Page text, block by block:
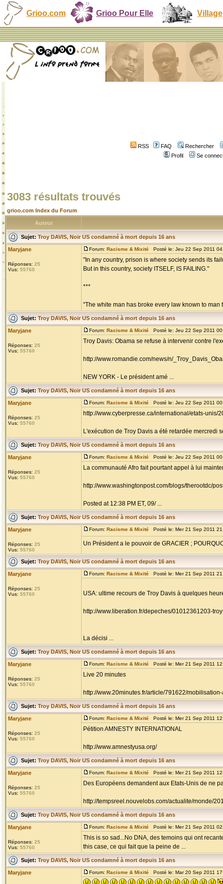
Grioo.com Grioo Pour Elle Village
RSS FAQ
Rechercher
Profil
Se
3083 résultats trouvés
grioo.com Index du Forum
Auteur
Sujet: Troy DAVIS, Noir US condamné à mort depuis 16 ans
Maryjane
Réponses: 25
Vus: 55760
Forum: Racisme & Mixité Posté le: Jeu 22 Sep 2011
"In any country, prison is where society sends its
But in this country, society ITSELF, IS FAILING."
***
"The white man has broke every law known to man
Sujet: Troy DAVIS, Noir US condamné à mort depuis 16 ans
Maryjane
Réponses: 25
Vus: 55760
Forum: Racisme & Mixité Posté le: Jeu 22 Sep 2011
Troy Davis: Obama se refuse à intervenir contre
http://www.romandie.com/news/n/
NEW YORK - Le président amé ...
Sujet: Troy DAVIS, Noir US condamné à mort depuis 16 ans
Maryjane
Réponses: 25
Vus: 55760
Forum: Racisme & Mixité Posté le: Jeu 22 Sep 2011
http://www.cyberpresse.ca/international/etats-
L'exécution de Troy Davis a été retardée mercredi
Sujet: Troy DAVIS, Noir US condamné à mort depuis 16 ans
Maryjane
Réponses: 25
Vus: 55760
Forum: Racisme & Mixité Posté le: Jeu 22 Sep 2011
La communauté Afro fait pourtant appel à lui
http://www.washingtonpost.com/blogs/therootdc/
Posted at 12:38 PM ET, 09/ ...
Sujet: Troy DAVIS, Noir US condamné à mort depuis 16 ans
Maryjane
Réponses: 25
Vus: 55760
Forum: Racisme & Mixité Posté le: Mer 21 Sep 2011
Un Président a le pouvoir de GRACIER ;
Sujet: Troy DAVIS, Noir US condamné à mort depuis 16 ans
Maryjane
Réponses: 25
Vus: 55760
Forum: Racisme & Mixité Posté le: Mer 21 Sep 2011
USA: ultime recours de Troy Davis à quelques
http://www.liberation.fr/depeches/01012361203-
La décisi ...
Sujet: Troy DAVIS, Noir US condamné à mort depuis 16 ans
Maryjane
Réponses: 25
Vus: 55760
Forum: Racisme & Mixité Posté le: Mer 21 Sep 2011
Live 20 minutes
http://www.20minutes.fr/article/791622/
Sujet: Troy DAVIS, Noir US condamné à mort depuis 16 ans
Maryjane
Réponses: 25
Vus: 55760
Forum: Racisme & Mixité Posté le: Mer 21 Sep 2011
Pétition AMNESTY INTERNATIONAL
http://www.amnestyusa.org/
Sujet: Troy DAVIS, Noir US condamné à mort depuis 16 ans
Maryjane
Réponses: 25
Vus: 55760
Forum: Racisme & Mixité Posté le: Mer 21 Sep 2011
Des Européens demandent aux Etats-Unis de ne
http://tempsreel.nouvelobs.com/actualite/monde/
Sujet: Troy DAVIS, Noir US condamné à mort depuis 16 ans
Maryjane
Réponses: 25
Vus: 55760
Forum: Racisme & Mixité Posté le: Mer 21 Sep 2011
This is so sad...No DNA, des temoins qui ont
this case, ce qui fait que la peine de ...
Sujet: Troy DAVIS, Noir US condamné à mort depuis 16 ans
Maryjane Forum: Racisme & Mixité Posté le: Mar 20 Sep 2011